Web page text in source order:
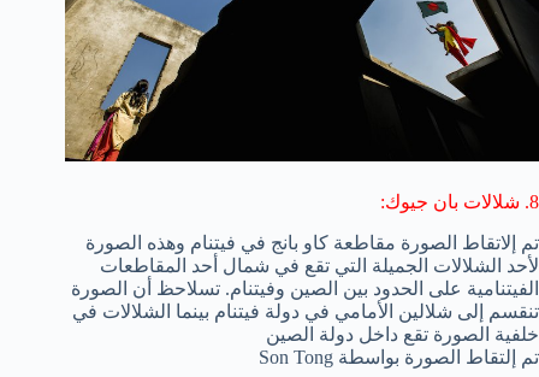
8. شلالات بان جيوك:
تم إلاتقاط الصورة مقاطعة كاو بانج في فيتنام وهذه الصورة
لأحد الشلالات الجميلة التي تقع في شمال أحد المقاطعات
الفيتنامية على الحدود بين الصين وفيتنام. تسلاحظ أن الصورة
تنقسم إلى شلالين الأمامي في دولة فيتنام بينما الشلالات في
خلفية الصورة تقع داخل دولة الصين
تم إلتقاط الصورة بواسطة Son Tong